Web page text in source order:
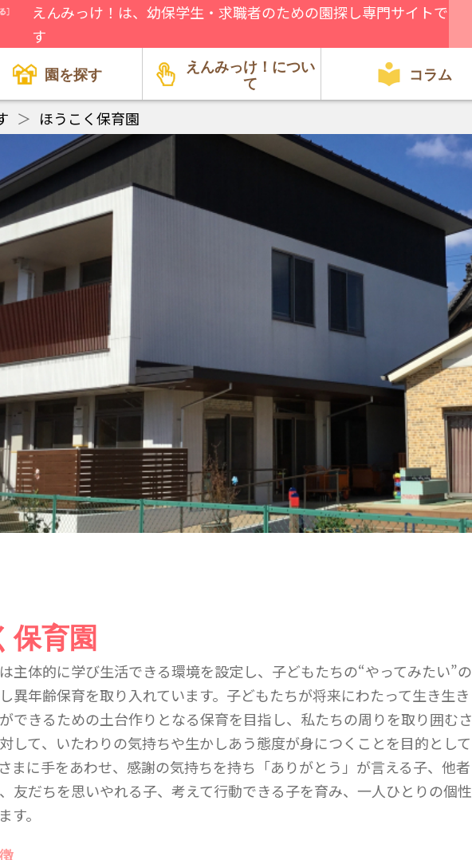
えんみっけ！は、幼保学生・求職者のための園探し専門サイトで
す
園を探す
えんみっけ！につい
て
コラム
＞ ほうこく保育園
保育園
主体的に学び生活できる環境を設定し、子どもたちの“やってみたい”の
異年齢保育を取り入れています。子どもたちが将来にわたって生き生き
できるための土台作りとなる保育を目指し、私たちの周りを取り囲むさ
して、いたわりの気持ちや生かしあう態度が身につくことを目的として
まに手をあわせ、感謝の気持ちを持ち「ありがとう」が言える子、他者
友だちを思いやれる子、考えて行動できる子を育み、一人ひとりの個性
す。